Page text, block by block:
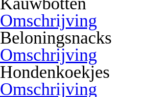
Omschrijving
Beloningsnacks
Omschrijving
Hondenkoekjes
Omschrijving